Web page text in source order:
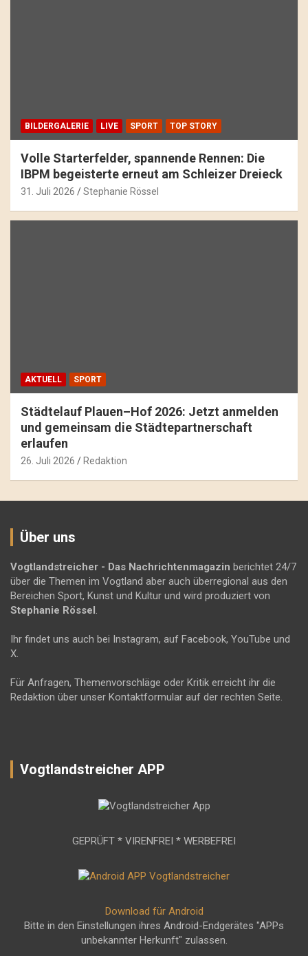
BILDERGALERIE LIVE SPORT TOP STORY
Volle Starterfelder, spannende Rennen: Die
IBPM begeisterte erneut am Schleizer Dreieck
31. Juli 2026 Stephanie Rössel
AKTUELL SPORT
Städtelauf Plauen–Hof 2026: Jetzt anmelden
und gemeinsam die Städtepartnerschaft
erlaufen
26. Juli 2026 Redaktion
Über uns
Vogtlandstreicher - Das Nachrichtenmagazin berichtet 24/7
über die Themen im Vogtland aber auch überregional aus den
Bereichen Sport, Kunst und Kultur und wird produziert von
Stephanie Rössel.
Ihr findet uns auch bei Instagram, auf Facebook, YouTube und
X.
Für Anfragen, Themenvorschläge oder Kritik erreicht ihr die
Redaktion über unser Kontaktformular auf der rechten Seite.
Vogtlandstreicher APP
GEPRÜFT * VIRENFREI * WERBEFREI
Download für Android
Bitte in den Einstellungen ihres Android-Endgerätes "APPs
unbekannter Herkunft" zulassen.